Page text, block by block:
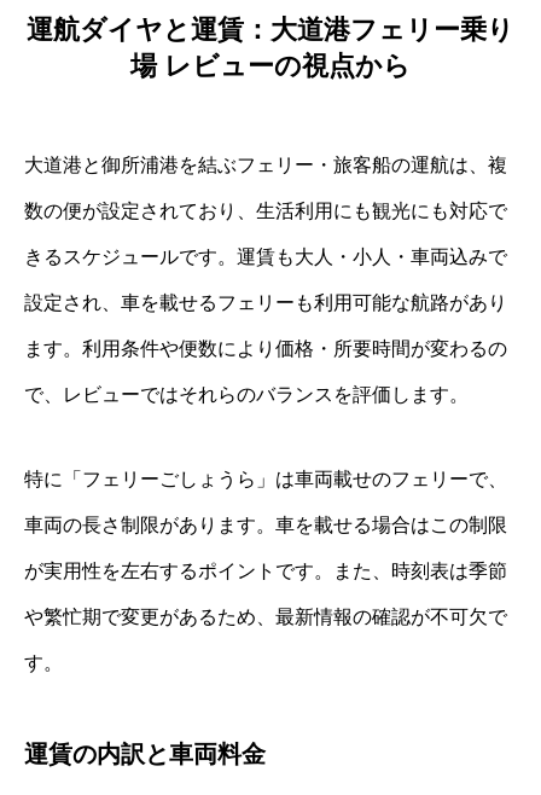
運航ダイヤと運賃：大道港フェリー乗り
場 レビューの視点から
大道港と御所浦港を結ぶフェリー・旅客船の運航は、複
数の便が設定されており、生活利用にも観光にも対応で
きるスケジュールです。運賃も大人・小人・車両込みで
設定され、車を載せるフェリーも利用可能な航路があり
ます。利用条件や便数により価格・所要時間が変わるの
で、レビューではそれらのバランスを評価します。
特に「フェリーごしょうら」は車両載せのフェリーで、
車両の長さ制限があります。車を載せる場合はこの制限
が実用性を左右するポイントです。また、時刻表は季節
や繁忙期で変更があるため、最新情報の確認が不可欠で
す。
運賃の内訳と車両料金